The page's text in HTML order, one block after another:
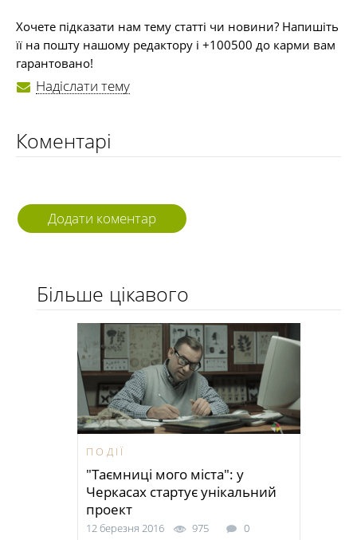
Хочете підказати нам тему статті чи новини? Напишіть
її на пошту нашому редактору і +100500 до карми вам
гарантовано!
Надіслати тему
Коментарі
Додати коментар
Більше цікавого
ПОДІЇ
"Таємниці мого міста": у
Черкасах стартує унікальний
проект
12 березня 2016 975 0